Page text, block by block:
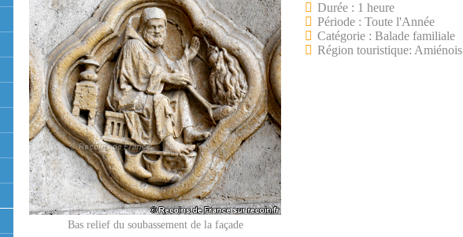
Bas relief du soubassement de la façade
Durée : 1 heure
Période : Toute l'Année
Catégorie : Balade familiale
Région touristique: Amiénois